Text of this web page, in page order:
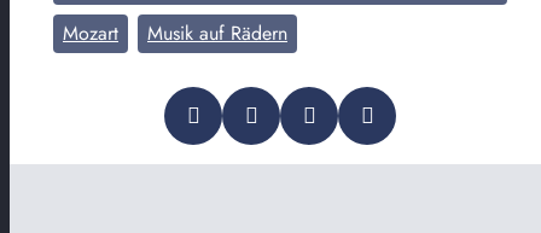
Mozart
Musik auf Rädern